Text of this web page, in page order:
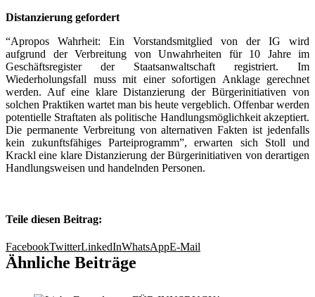
Distanzierung gefordert
“Apropos Wahrheit: Ein Vorstandsmitglied von der IG wird
aufgrund der Verbreitung von Unwahrheiten für 10 Jahre im
Geschäftsregister der Staatsanwaltschaft registriert. Im
Wiederholungsfall muss mit einer sofortigen Anklage gerechnet
werden. Auf eine klare Distanzierung der Bürgerinitiativen von
solchen Praktiken wartet man bis heute vergeblich. Offenbar werden
potentielle Straftaten als politische Handlungsmöglichkeit akzeptiert.
Die permanente Verbreitung von alternativen Fakten ist jedenfalls
kein zukunftsfähiges Parteiprogramm”, erwarten sich Stoll und
Krackl eine klare Distanzierung der Bürgerinitiativen von derartigen
Handlungsweisen und handelnden Personen.
Teile diesen Beitrag:
FacebookTwitterLinkedInWhatsAppE-Mail
Ähnliche Beiträge